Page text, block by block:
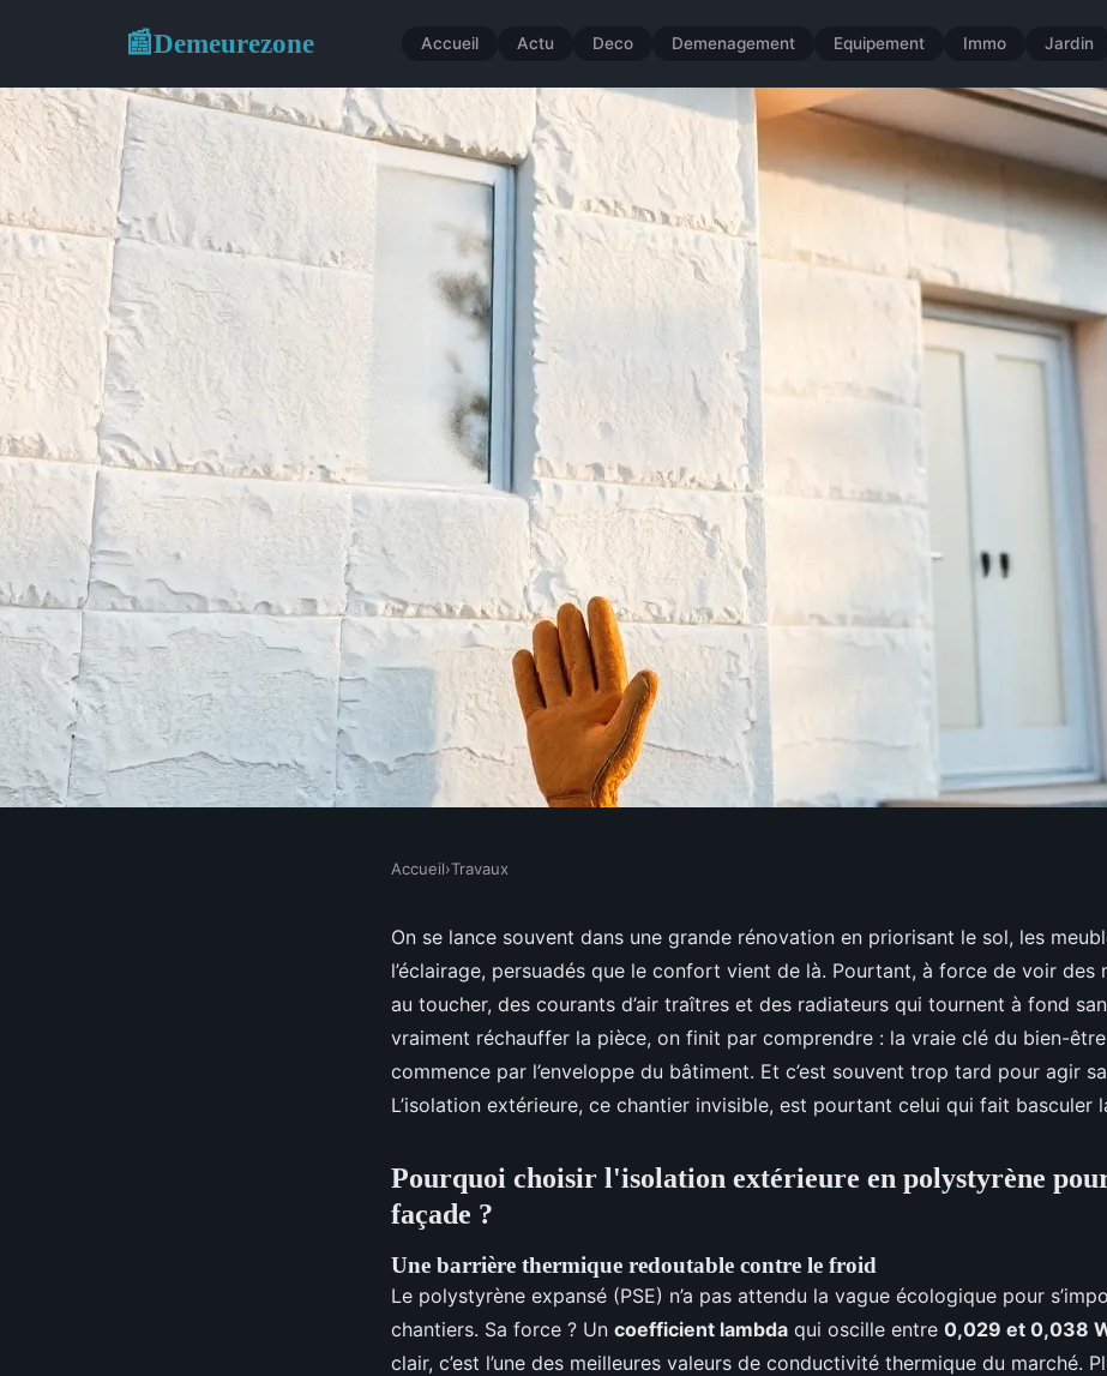
📰Demeurezone Accueil Actu Deco Demenagement Equipement Immo Jardin
Avantages du polystyrène pour
l'isolation extérieure : boostez vos
Accueil›Travaux
On se lance souvent dans une grande rénovation en priorisant le sol, les
l’éclairage, persuadés que le confort vient de là. Pourtant, à force de voir des
au toucher, des courants d’air traîtres et des radiateurs qui tournent à fond
vraiment réchauffer la pièce, on finit par comprendre : la vraie clé du bien-
commence par l’enveloppe du bâtiment. Et c’est souvent trop tard pour agir
L’isolation extérieure, ce chantier invisible, est pourtant celui qui fait basculer
Pourquoi choisir l'isolation extérieure en polystyrène
façade ?
Une barrière thermique redoutable contre le froid
Le polystyrène expansé (PSE) n’a pas attendu la vague écologique pour
chantiers. Sa force ? Un coefficient lambda qui oscille entre 0,029 et 0,038
clair, c’est l’une des meilleures valeurs de conductivité thermique du marché.